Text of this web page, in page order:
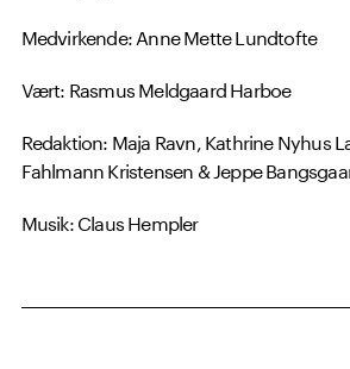
Medvirkende: Anne Mette Lundtofte
Vært: Rasmus Meldgaard Harboe
Redaktion: Maja Ravn, Kathrine Nyhus
Fahlmann Kristensen & Jeppe
Musik: Claus Hempler